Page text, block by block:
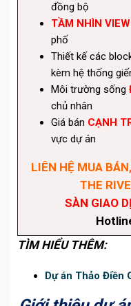
đồng bộ
TẦM NHÌN
phố
Thiết kế các
kèm hệ thống
Môi trường sống
chủ nhân
Giá bán CẠNH
vực dự án
LIÊN HỆ MUA
THE
SÀN GIAO
TÌM HIỂU THÊM:
Dự án Thảo Điền